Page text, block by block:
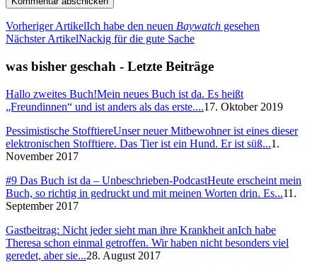
Vorheriger ArtikelIch habe den neuen Baywatch gesehen
Nächster ArtikelNackig für die gute Sache
was bisher geschah - Letzte Beiträge
Hallo zweites Buch!Mein neues Buch ist da. Es heißt
„Freundinnen“ und ist anders als das erste....17. Oktober 2019
Pessimistische StofftiereUnser neuer Mitbewohner ist eines dieser
elektronischen Stofftiere. Das Tier ist ein Hund. Er ist süß...1.
November 2017
#9 Das Buch ist da – Unbeschrieben-PodcastHeute erscheint mein
Buch, so richtig in gedruckt und mit meinen Worten drin. Es...11.
September 2017
Gastbeitrag: Nicht jeder sieht man ihre Krankheit anIch habe
Theresa schon einmal getroffen. Wir haben nicht besonders viel
geredet, aber sie...28. August 2017